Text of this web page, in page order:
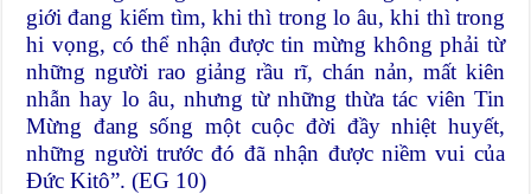
giới đang kiếm tìm, khi thì trong lo âu, khi thì trong
hi vọng, có thể nhận được tin mừng không phải từ
những người rao giảng rầu rĩ, chán nản, mất kiên
nhẫn hay lo âu, nhưng từ những thừa tác viên Tin
Mừng đang sống một cuộc đời đầy nhiệt huyết,
những người trước đó đã nhận được niềm vui của
Đức Kitô”. (EG 10)